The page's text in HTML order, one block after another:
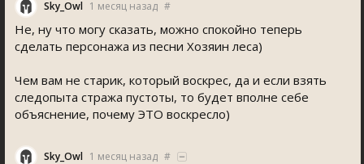
Sky_Owl 1 месяц назад #
Не, ну что могу сказать, можно спокойно теперь
сделать персонажа из песни Хозяин леса)
Чем вам не старик, который воскрес, да и если взять
следопыта стража пустоты, то будет вполне себе
объяснение, почему ЭТО воскресло)
Sky_Owl 1 месяц назад #